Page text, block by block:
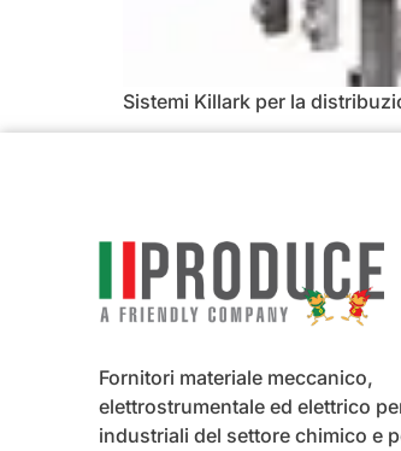
Sistemi Killark per la
Fornitori materiale meccanico,
elettrostrumentale ed elettrico
industriali del settore chimico e